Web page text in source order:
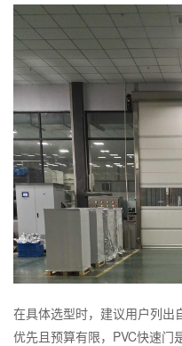
在具体选型时，建议用户列出
优先且预算有限，PVC快速门